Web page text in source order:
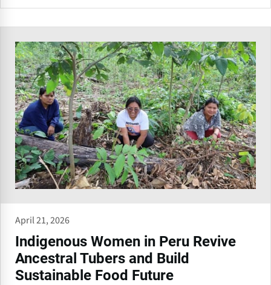
April 21, 2026
Indigenous Women in Peru Revive
Ancestral Tubers and Build
Sustainable Food Future